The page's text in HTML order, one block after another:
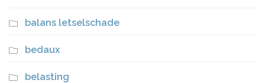
balans letselschade
bedaux
belasting